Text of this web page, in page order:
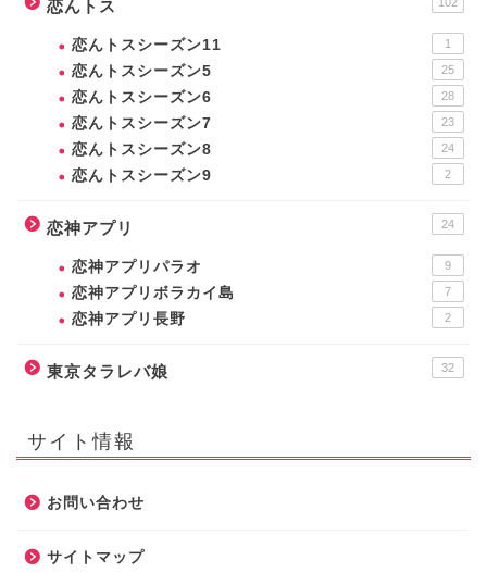
恋んトス
恋んトスシーズン11 1
恋んトスシーズン5 25
恋んトスシーズン6 28
恋んトスシーズン7 23
恋んトスシーズン8 24
恋んトスシーズン9 2
恋神アプリ 24
恋神アプリパラオ 9
恋神アプリボラカイ島 7
恋神アプリ長野 2
東京タラレバ娘 32
サイト情報
お問い合わせ
サイトマップ